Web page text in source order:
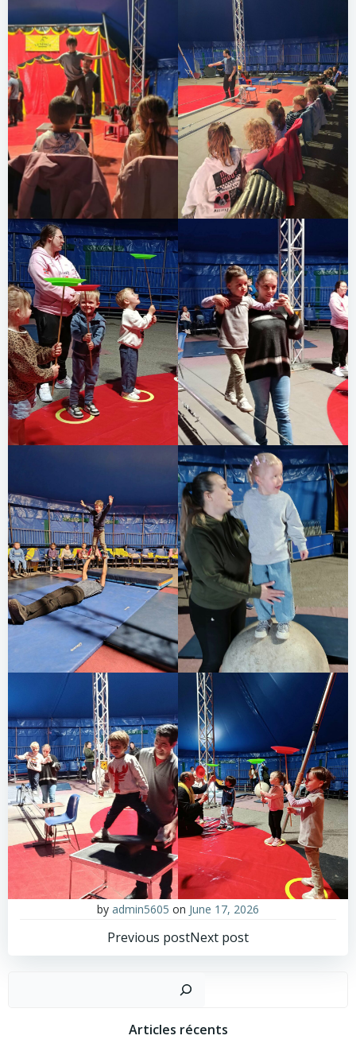
by admin5605 on June 17, 2026
Post
navigation
Previous postPost
navigation
Next post
Articles récents